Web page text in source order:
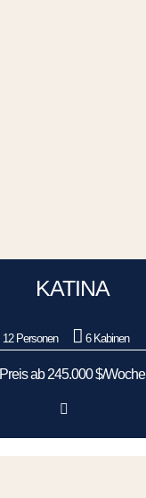
KATINA
12 Personen 6 Kabinen
Preis ab 245.000 $/Woche